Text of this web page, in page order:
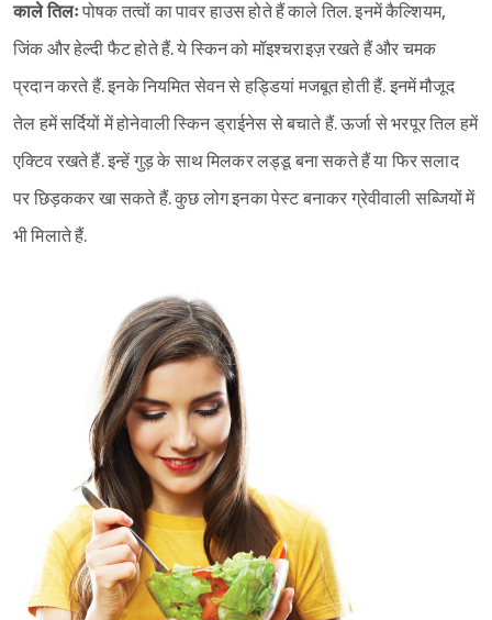
काले तिलःपोषक तत्वों का पावर हाउस होते हैं काले तिल. इनमें कैल्शियम,
जिंक और हेल्दी फैट होते हैं. ये स्किन को मॉइश्‍चराइज़ रखते हैं और चमक
प्रदान करते हैं. इनके नियमित सेवन से हड्डियां मजबूत होती हैं. इनमें मौजूद
तेल हमें सर्दियों में होनेवाली स्किन ड्राईनेस से बचाते हैं. ऊर्जा से भरपूर तिल हमें
एक्टिव रखते हैं. इन्हें गुड़ के साथ मिलकर लड्डू बना सकते हैं या फिर सलाद
पर छिड़ककर खा सकते हैं. कुछ लोग इनका पेस्ट बनाकर ग्रेवीवाली सब्जियों में
भी मिलाते हैं.